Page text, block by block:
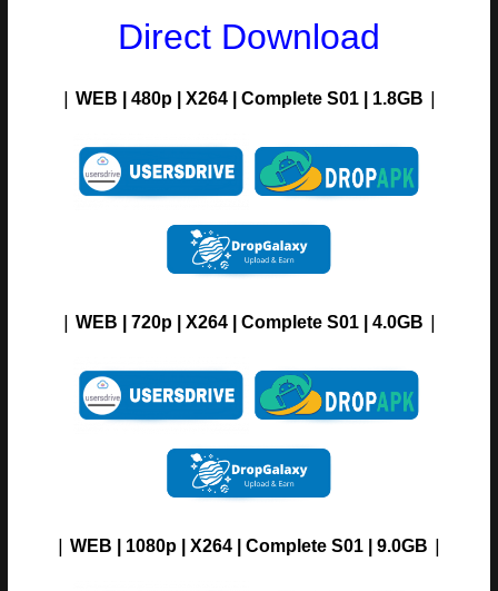
Direct Download
| WEB | 480p | X264 | Complete S01| 1.8GB |
| WEB | 720p | X264 | Complete S01| 4.0GB |
| WEB | 1080p | X264 | Complete S01 | 9.0GB |